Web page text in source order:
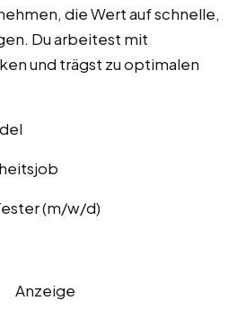
die Wert auf schnelle,
Du arbeitest mit
und trägst zu optimalen
(m/w/d)
Anzeige